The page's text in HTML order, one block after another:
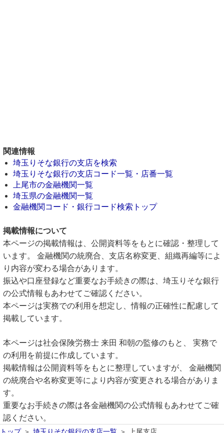
関連情報
埼玉りそな銀行の支店を検索
埼玉りそな銀行の支店コード一覧・店番一覧
上尾市の金融機関一覧
埼玉県の金融機関一覧
金融機関コード・銀行コード検索トップ
掲載情報について
本ページの掲載情報は、公開資料等をもとに確認・整理して
います。 金融機関の統廃合、支店名称変更、組織再編等によ
り内容が変わる場合があります。
振込や口座登録など重要なお手続きの際は、埼玉りそな銀行
の公式情報もあわせてご確認ください。
本ページは実務での利用を想定し、情報の正確性に配慮して
掲載しています。
本ページは社会保険労務士 来田 和朝の監修のもと、 実務で
の利用を前提に作成しています。
掲載情報は公開資料等をもとに整理していますが、 金融機関
の統廃合や名称変更等により内容が変更される場合がありま
す。
重要なお手続きの際は各金融機関の公式情報もあわせてご確
認ください。